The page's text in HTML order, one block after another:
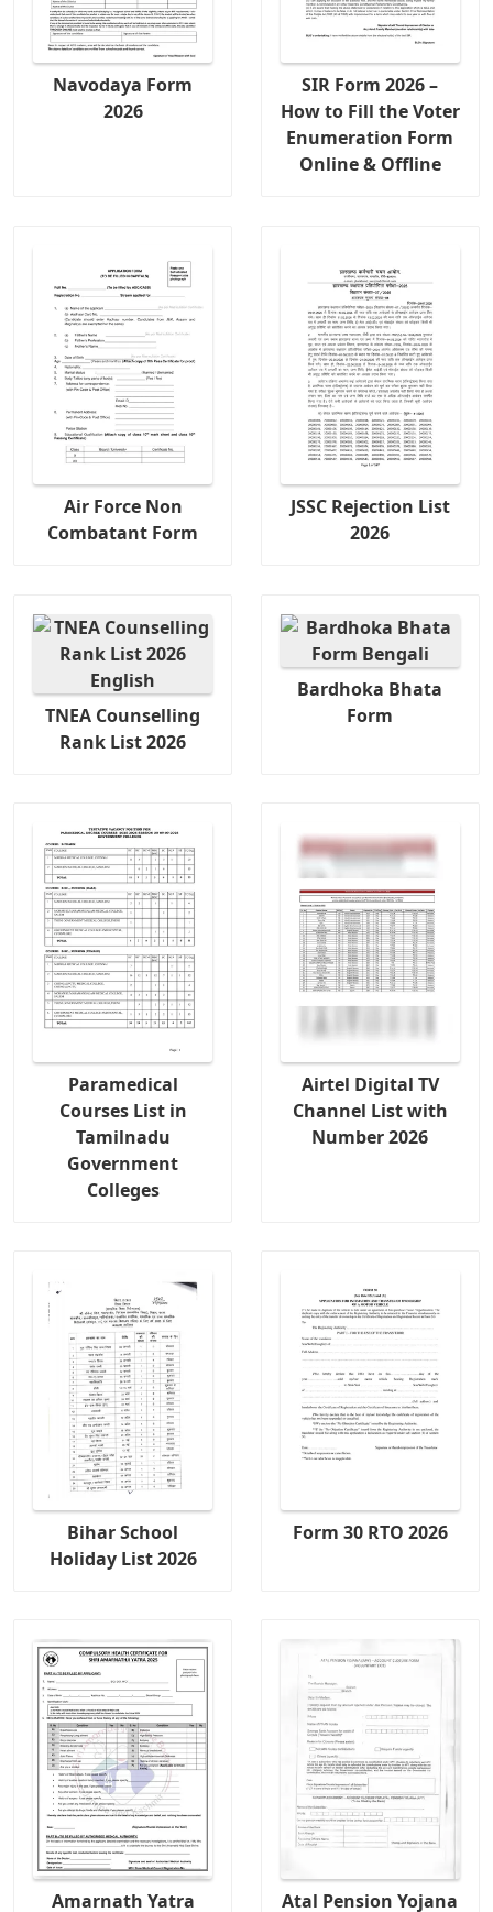
Navodaya Form
2026
SIR Form 2026 –
How to Fill the Voter
Enumeration Form
Online & Offline
Air Force Non
Combatant Form
JSSC Rejection List
2026
TNEA Counselling
Rank List 2026
Bardhoka Bhata
Form
Paramedical
Courses List in
Tamilnadu
Government
Colleges
Airtel Digital TV
Channel List with
Number 2026
Bihar School
Holiday List 2026
Form 30 RTO 2026
Amarnath Yatra Atal Pension Yojana